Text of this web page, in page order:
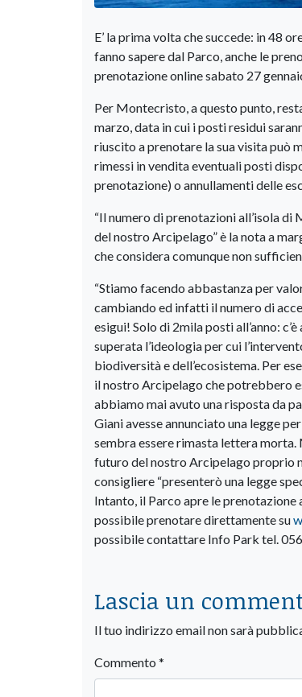
E’ la prima volta che succede: in 48
fanno sapere dal Parco, anche le
prenotazione online sabato 27
Per Montecristo, a questo punto,
marzo, data in cui i posti residui
riuscito a prenotare la sua visita può
rimessi in vendita eventuali posti
prenotazione) o annullamenti delle
“Il numero di prenotazioni all’isola
del nostro Arcipelago” è la nota a
che considera comunque non
“Stiamo facendo abbastanza per
cambiando ed infatti il numero di
esigui! Solo di 2mila posti all’anno:
superata l’ideologia per cui
biodiversità e dell’ecosistema. Per
il nostro Arcipelago che potrebbero
abbiamo mai avuto una risposta da
Giani avesse annunciato una legge
sembra essere rimasta lettera
futuro del nostro Arcipelago proprio
consigliere “presenterò una legge
Intanto, il Parco apre le prenotazione
possibile prenotare direttamente su
possibile contattare Info Park tel.
Lascia un
Il tuo indirizzo email non sarà
Commento *